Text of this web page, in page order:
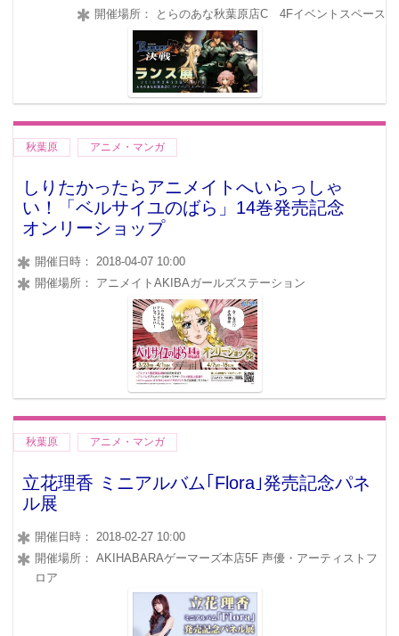
開催場所： とらのあな秋葉原店C 4Fイベントスペース
秋葉原 アニメ・マンガ
しりたかったらアニメイトへいらっしゃ
い！「ベルサイユのばら」14巻発売記念
オンリーショップ
開催日時： 2018-04-07 10:00
開催場所： アニメイトAKIBAガールズステーション
秋葉原 アニメ・マンガ
立花理香 ミニアルバム｢Flora｣発売記念パネ
ル展
開催日時： 2018-02-27 10:00
開催場所： AKIHABARAゲーマーズ本店5F 声優・アーティストフ
ロア